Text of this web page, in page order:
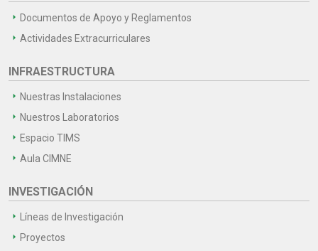
Documentos de Apoyo y Reglamentos
Actividades Extracurriculares
INFRAESTRUCTURA
Nuestras Instalaciones
Nuestros Laboratorios
Espacio TIMS
Aula CIMNE
INVESTIGACIÓN
Líneas de Investigación
Proyectos